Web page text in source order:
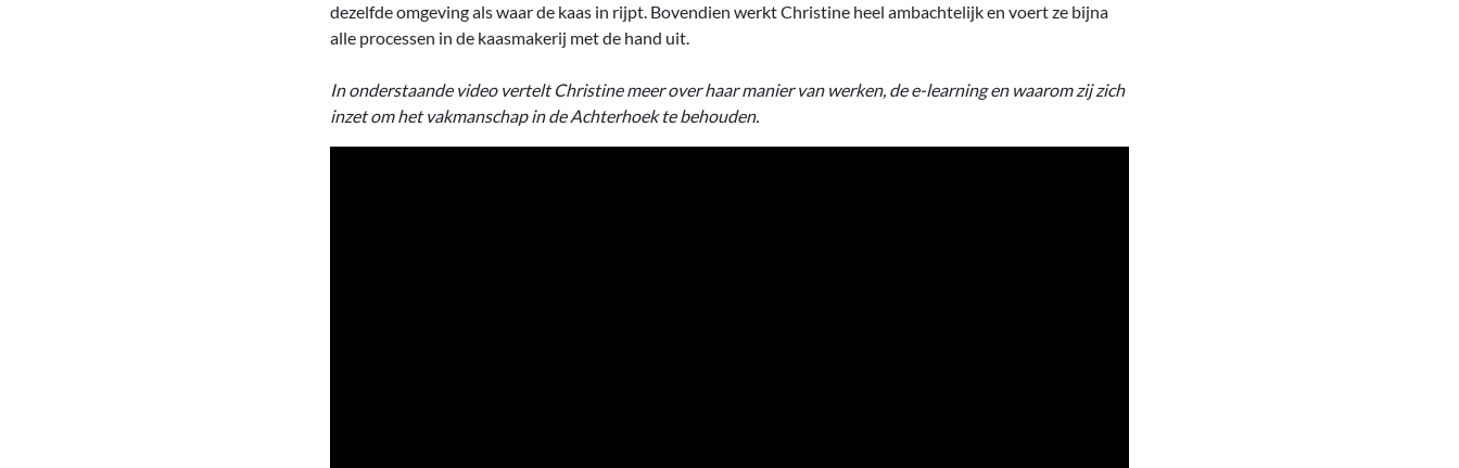
dezelfde omgeving als waar de kaas in rijpt. Bovendien werkt Christine heel ambachtelijk en voert ze bijna
alle processen in de kaasmakerij met de hand uit.
In onderstaande video vertelt Christine meer over haar manier van werken, de e-learning en waarom zij zich
inzet om het vakmanschap in de Achterhoek te behouden.